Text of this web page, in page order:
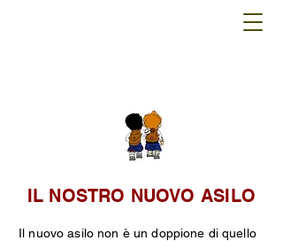
IL NOSTRO NUOVO ASILO
Il nuovo asilo non è un doppione di quello